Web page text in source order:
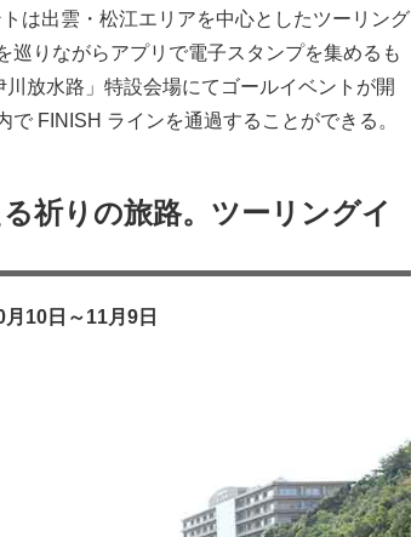
は出雲・松江エリアを中心としたツーリング
巡りながらアプリで電子スタンプを集めるも
放水路」特設会場にてゴールイベントが開
FINISH ラインを通過することができる。
祈りの旅路。ツーリングイ
10日～11月9日